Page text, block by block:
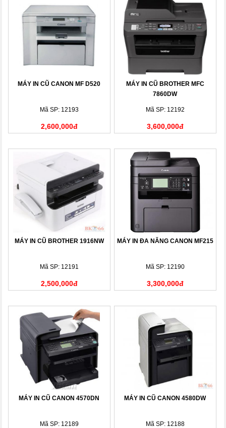
MÁY IN CŨ CANON MF D520
Mã SP: 12193
2,600,000đ
MÁY IN CŨ BROTHER MFC
7860DW
Mã SP: 12192
3,600,000đ
MÁY IN CŨ BROTHER 1916NW
Mã SP: 12191
2,500,000đ
MÁY IN ĐA NĂNG CANON MF215
Mã SP: 12190
3,300,000đ
MÁY IN CŨ CANON 4570DN
Mã SP: 12189
MÁY IN CŨ CANON 4580DW
Mã SP: 12188